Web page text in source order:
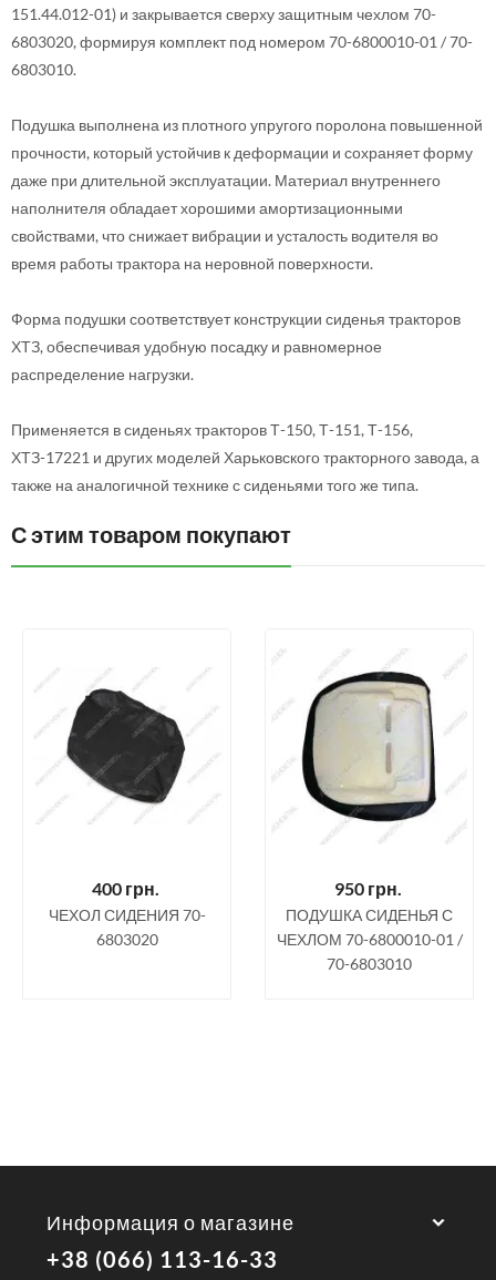
151.44.012-01) и закрывается сверху защитным чехлом 70-
6803020, формируя комплект под номером 70-6800010-01 / 70-
6803010.
Подушка выполнена из плотного упругого поролона повышенной
прочности, который устойчив к деформации и сохраняет форму
даже при длительной эксплуатации. Материал внутреннего
наполнителя обладает хорошими амортизационными
свойствами, что снижает вибрации и усталость водителя во
время работы трактора на неровной поверхности.
Форма подушки соответствует конструкции сиденья тракторов
ХТЗ, обеспечивая удобную посадку и равномерное
распределение нагрузки.
Применяется в сиденьях тракторов Т-150, Т-151, Т-156,
ХТЗ-17221 и других моделей Харьковского тракторного завода, а
также на аналогичной технике с сиденьями того же типа.
С этим товаром покупают
400 грн.
ЧЕХОЛ СИДЕНИЯ 70-
6803020
950 грн.
ПОДУШКА СИДЕНЬЯ С
ЧЕХЛОМ 70-6800010-01 /
70-6803010
Информация о магазине
+38 (066) 113-16-33